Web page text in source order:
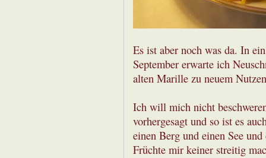
Es ist aber noch was da. In
September erwarte ich
alten Marille zu neuem
Ich will mich nicht
vorhergesagt und so ist es
einen Berg und einen See
Früchte mir keiner streitig